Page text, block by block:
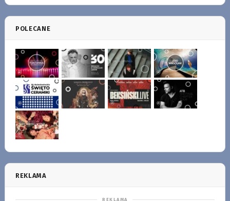
POLECANE
REKLAMA